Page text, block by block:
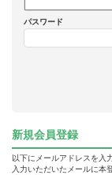
パスワード
新規会員登録
以下にメールアドレスを入
入力いただいたメールに本